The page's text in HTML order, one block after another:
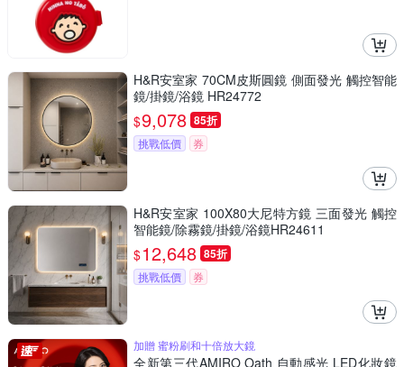
H&R安室家 70CM皮斯圓鏡 側面發光 觸控智能
鏡/掛鏡/浴鏡 HR24772
$9,078 85折
挑戰低價 券
H&R安室家 100X80大尼特方鏡 三面發光 觸控
智能鏡/除霧鏡/掛鏡/浴鏡HR24611
$12,648 85折
挑戰低價 券
加贈 蜜粉刷和十倍放大鏡
全新第三代AMIRO Oath 自動感光 LED化妝鏡